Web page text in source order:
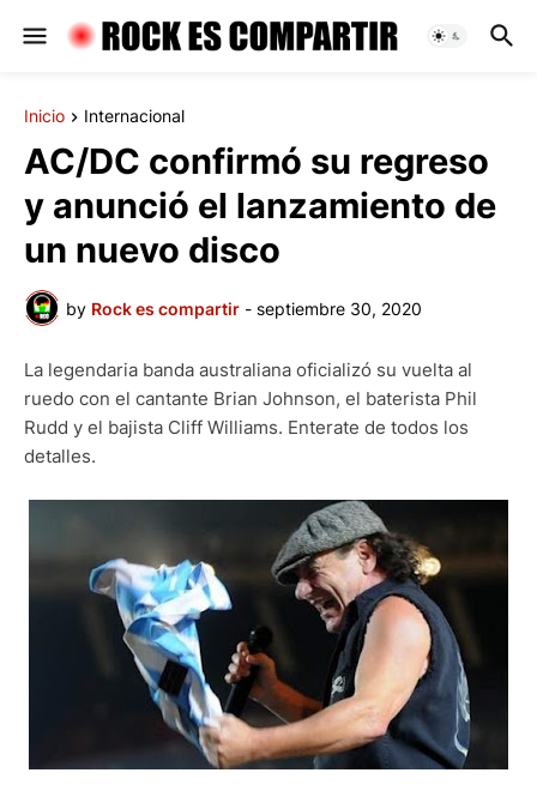
Inicio Internacional
AC/DC confirmó su regreso
y anunció el lanzamiento de
un nuevo disco
by Rock es compartir - septiembre 30, 2020
La legendaria banda australiana oficializó su vuelta al
ruedo con el cantante Brian Johnson, el baterista Phil
Rudd y el bajista Cliff Williams. Enterate de todos los
detalles.